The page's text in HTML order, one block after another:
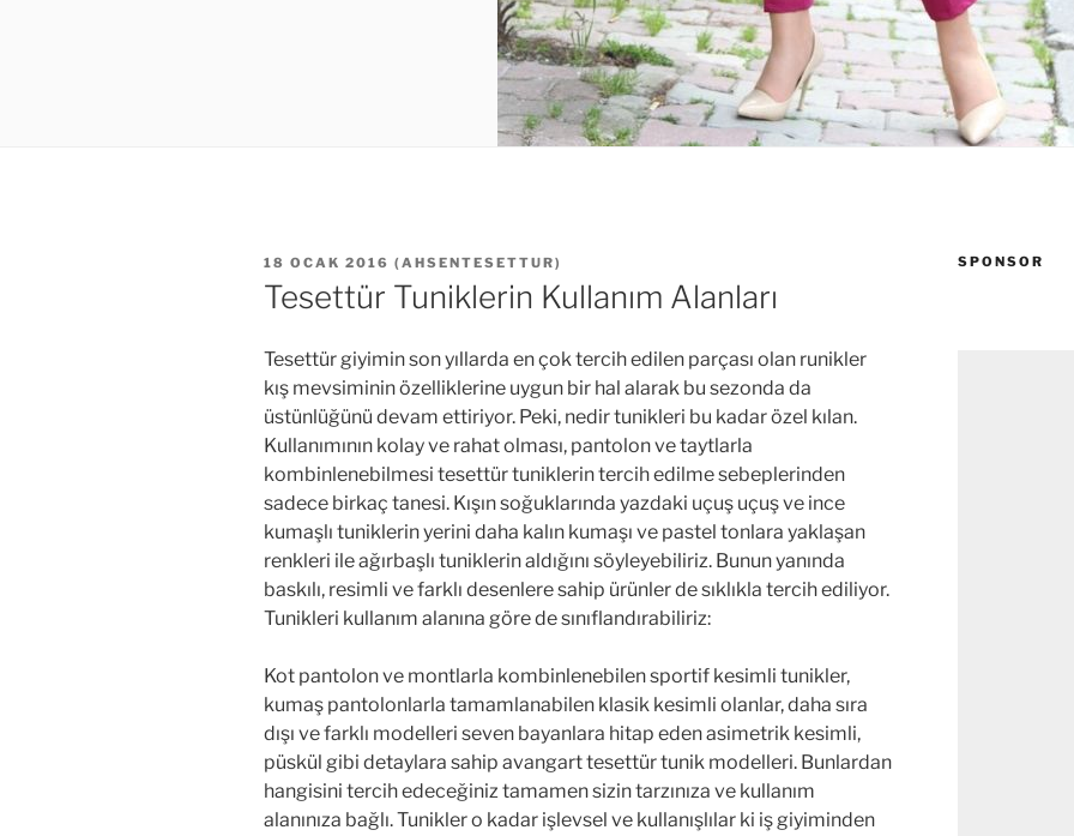
YAYIM
TARIHI
18 OCAK 2016 ( AHSENTESETTUR)
Tesettür Tuniklerin Kullanım Alanları
Tesettür giyimin son yıllarda en çok tercih edilen parçası olan runikler
kış mevsiminin özelliklerine uygun bir hal alarak bu sezonda da
üstünlüğünü devam ettiriyor. Peki, nedir tunikleri bu kadar özel kılan.
Kullanımının kolay ve rahat olması, pantolon ve taytlarla
kombinlenebilmesi tesettür tuniklerin tercih edilme sebeplerinden
sadece birkaç tanesi. Kışın soğuklarında yazdaki uçuş uçuş ve ince
kumaşlı tuniklerin yerini daha kalın kumaşı ve pastel tonlara yaklaşan
renkleri ile ağırbaşlı tuniklerin aldığını söyleyebiliriz. Bunun yanında
baskılı, resimli ve farklı desenlere sahip ürünler de sıklıkla tercih ediliyor.
Tunikleri kullanım alanına göre de sınıflandırabiliriz:
Kot pantolon ve montlarla kombinlenebilen sportif kesimli tunikler,
kumaş pantolonlarla tamamlanabilen klasik kesimli olanlar, daha sıra
dışı ve farklı modelleri seven bayanlara hitap eden asimetrik kesimli,
püskül gibi detaylara sahip avangart tesettür tunik modelleri. Bunlardan
hangisini tercih edeceğiniz tamamen sizin tarzınıza ve kullanım
alanınıza bağlı. Tunikler o kadar işlevsel ve kullanışlılar ki iş giyiminden
SPONSOR